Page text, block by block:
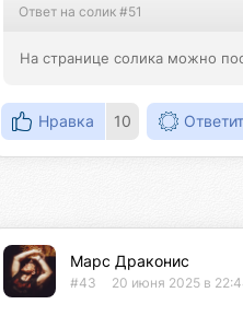
Ответ на солик #51
На странице солика можно
Нравка 10
Марс Драконис
#43 20 июня 2025 в